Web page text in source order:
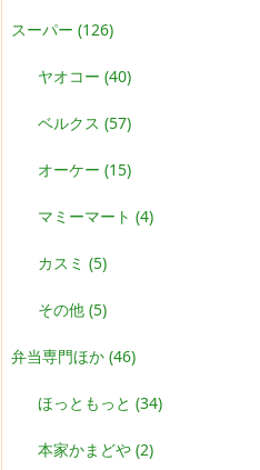
スーパー (126)
ヤオコー(40)
ベルクス(57)
オーケー(15)
マミーマート(4)
カスミ(5)
その他(5)
弁当専門ほか (46)
ほっともっと(34)
本家かまどや(2)